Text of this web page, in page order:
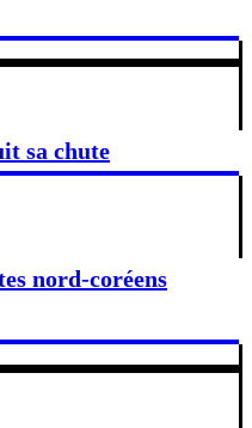
sa chute
nord-coréens